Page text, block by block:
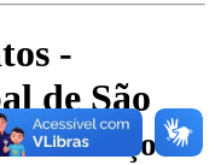
-
de São
Endereço: